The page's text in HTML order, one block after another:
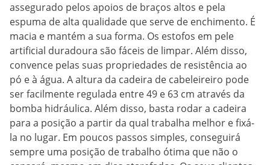
assegurado pelos apoios de braços altos e pela
espuma de alta qualidade que serve de enchimento. É
macia e mantém a sua forma. Os estofos em pele
artificial duradoura são fáceis de limpar. Além disso,
convence pelas suas propriedades de resistência ao
pó e à água. A altura da cadeira de cabeleireiro pode
ser facilmente regulada entre 49 e 63 cm através da
bomba hidráulica. Além disso, basta rodar a cadeira
para a posição a partir da qual trabalha melhor e fixá-
la no lugar. Em poucos passos simples, conseguirá
sempre uma posição de trabalho ótima que não o